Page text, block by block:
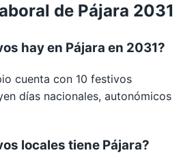
de Pájara 2031
hay en Pájara en 2031?
cuenta con 10 festivos
días nacionales, autonómicos
locales tiene Pájara?